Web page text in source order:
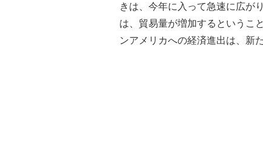
きは、今年に入って急速に広が
は、貿易量が増加するというこ
ンアメリカへの経済進出は、新